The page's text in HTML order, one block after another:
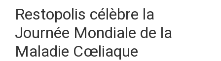
Restopolis célèbre la
Journée Mondiale de la
Maladie Cœliaque